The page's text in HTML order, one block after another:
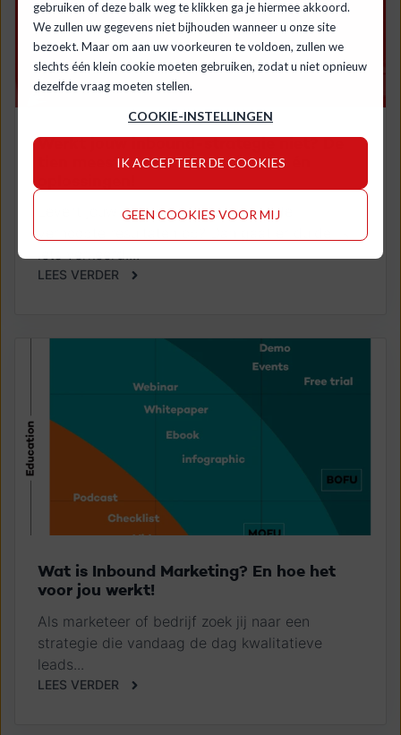
gebruiken of deze balk weg te klikken ga je hiermee akkoord.
We zullen uw gegevens niet bijhouden wanneer u onze site
bezoekt. Maar om aan uw voorkeuren te voldoen, zullen we
slechts één klein cookie moeten gebruiken, zodat u niet opnieuw
dezelfde vraag moeten stellen.
COOKIE-INSTELLINGEN
IK ACCEPTEER DE COOKIES
GEEN COOKIES VOOR MIJ
Werkt jouw inbound-strategie niet? De
tien meest voorkomende fouten én
Levert jouw inbound-strategie niet de
iets verkeerd....
LEES VERDER
Wat is Inbound Marketing? En hoe het
voor jou werkt!
Als marketeer of bedrijf zoek jij naar een
strategie die vandaag de dag kwalitatieve
leads...
LEES VERDER